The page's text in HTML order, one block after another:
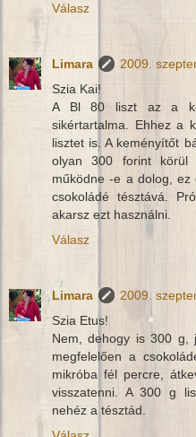
Válasz
Limara
2009.
Szia Kai!
A Bl 80 liszt az a
sikértartalma. Ehhez a
lisztet is. A keményítőt
olyan 300 forint körül
működne -e a dolog,
csokoládé tésztává.
akarsz ezt használni.
Válasz
Limara
2009.
Szia Etus!
Nem, dehogy is 300
megfelelően a
mikróba fél percre,
visszatenni. A 300 g
nehéz a tésztád.